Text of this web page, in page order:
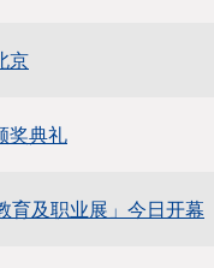
京
奖典礼
育及职业展」今日开幕